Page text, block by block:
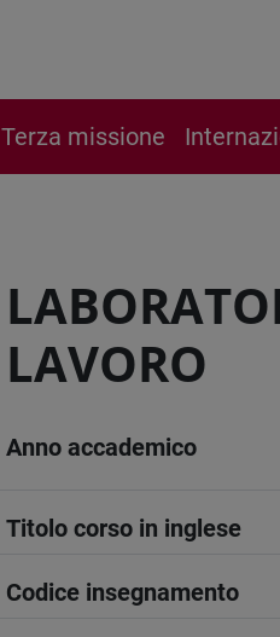
Terza missione
LAVORO
Anno accademico
Titolo corso in inglese
Codice insegnamento